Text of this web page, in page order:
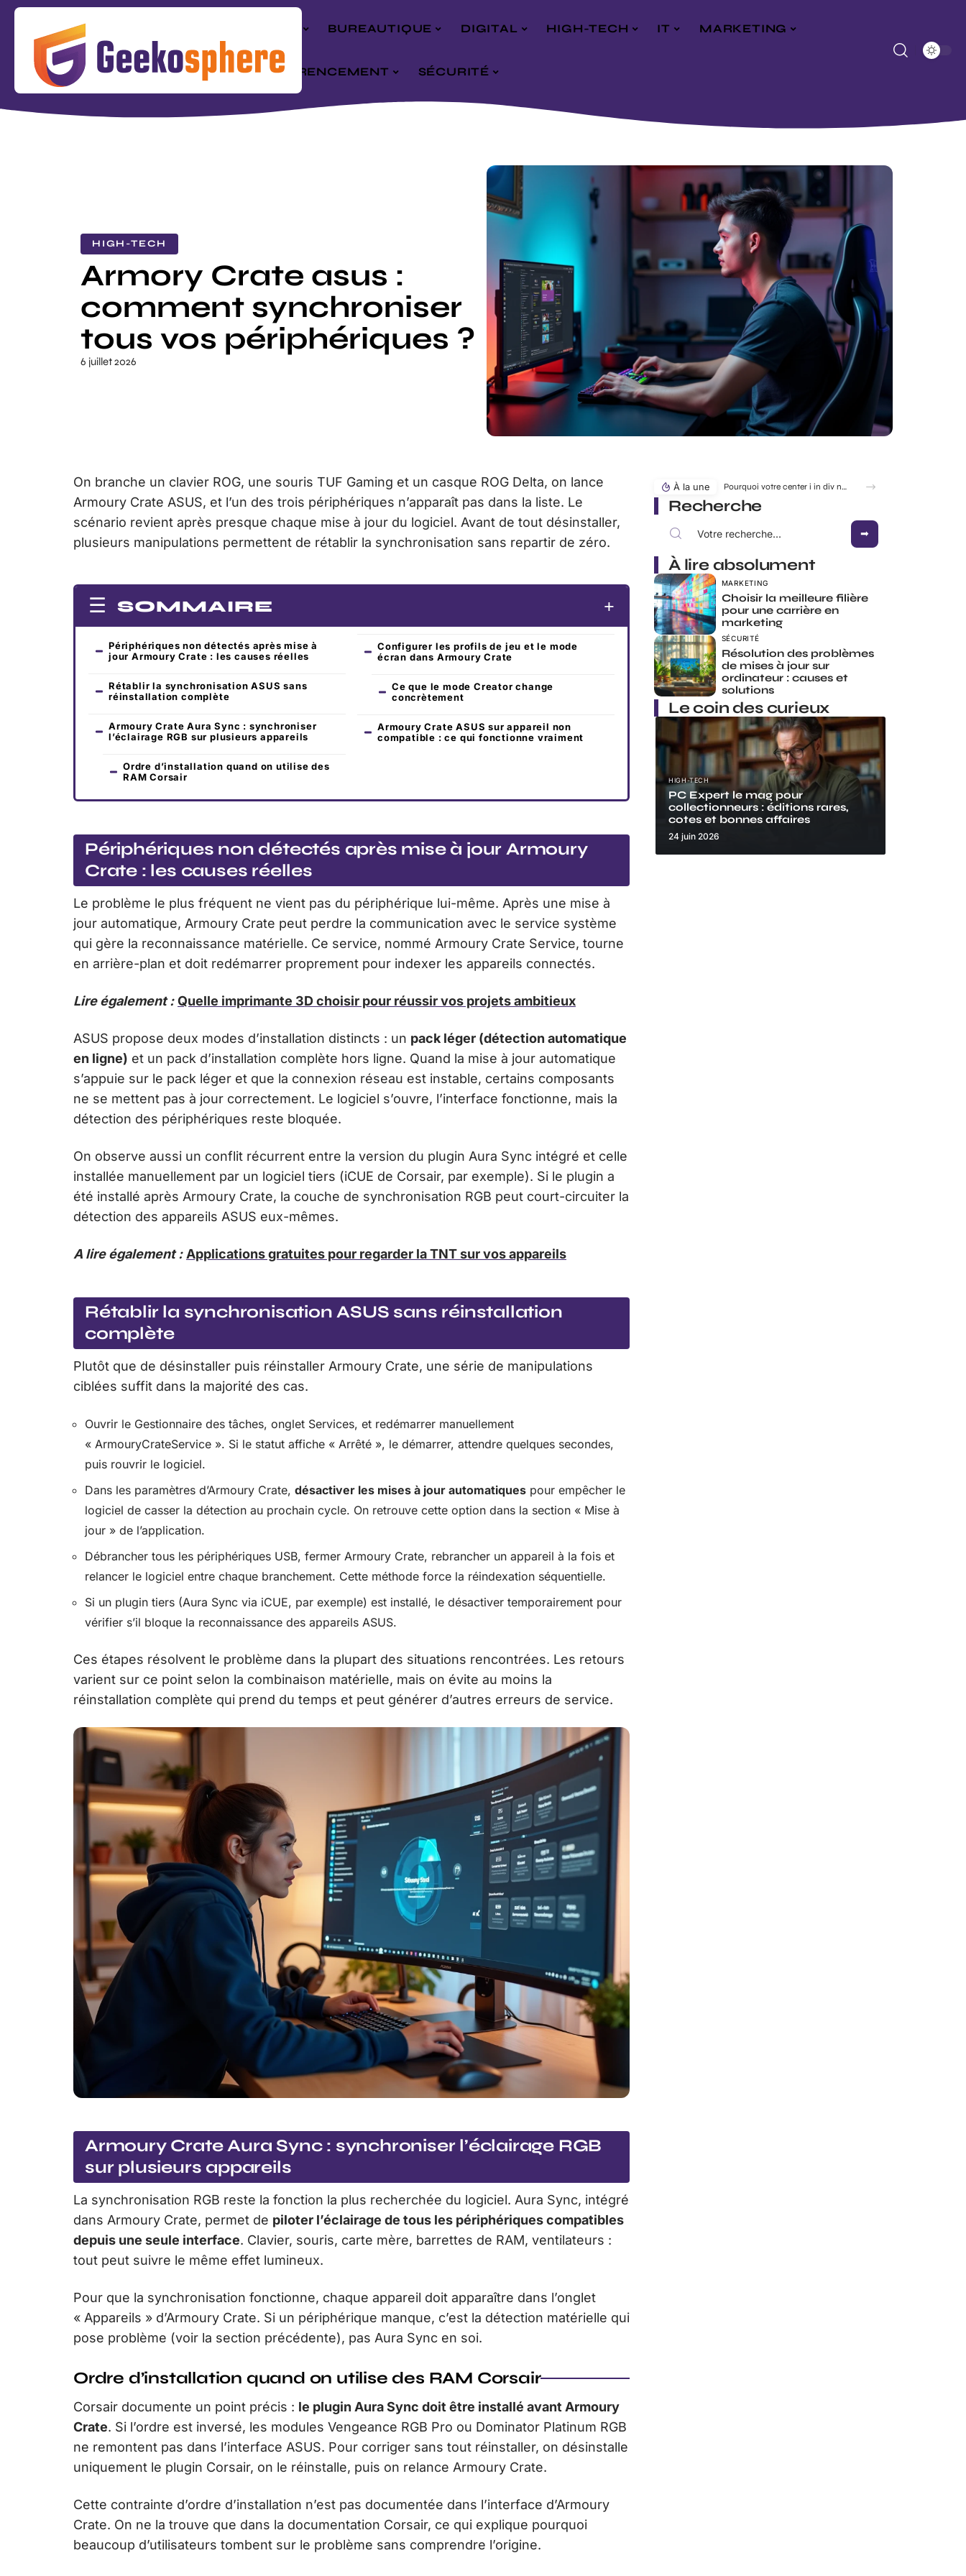
BUREAUTIQUE DIGITAL HIGH-TECH IT MARKETING
RÉFÉRENCEMENT SÉCURITÉ
HIGH-TECH
Armory Crate asus :
comment synchroniser
tous vos périphériques ?
6 juillet 2026
On branche un clavier ROG, une souris TUF Gaming et un casque ROG Delta, on lance
Armoury Crate ASUS, et l’un des trois périphériques n’apparaît pas dans la liste. Le
scénario revient après presque chaque mise à jour du logiciel. Avant de tout désinstaller,
plusieurs manipulations permettent de rétablir la synchronisation sans repartir de zéro.
SOMMAIRE
Périphériques non détectés après mise à
jour Armoury Crate : les causes réelles
Rétablir la synchronisation ASUS sans
réinstallation complète
Armoury Crate Aura Sync : synchroniser
l’éclairage RGB sur plusieurs appareils
Ordre d’installation quand on utilise des
RAM Corsair
Configurer les profils de jeu et le mode
écran dans Armoury Crate
Ce que le mode Creator change
concrètement
Armoury Crate ASUS sur appareil non
compatible : ce qui fonctionne vraiment
Périphériques non détectés après mise à jour Armoury
Crate : les causes réelles
Le problème le plus fréquent ne vient pas du périphérique lui-même. Après une mise à
jour automatique, Armoury Crate peut perdre la communication avec le service système
qui gère la reconnaissance matérielle. Ce service, nommé Armoury Crate Service, tourne
en arrière-plan et doit redémarrer proprement pour indexer les appareils connectés.
Lire également : Quelle imprimante 3D choisir pour réussir vos projets ambitieux
ASUS propose deux modes d’installation distincts : un pack léger (détection automatique
en ligne) et un pack d’installation complète hors ligne. Quand la mise à jour automatique
s’appuie sur le pack léger et que la connexion réseau est instable, certains composants
ne se mettent pas à jour correctement. Le logiciel s’ouvre, l’interface fonctionne, mais la
détection des périphériques reste bloquée.
On observe aussi un conflit récurrent entre la version du plugin Aura Sync intégré et celle
installée manuellement par un logiciel tiers (iCUE de Corsair, par exemple). Si le plugin a
été installé après Armoury Crate, la couche de synchronisation RGB peut court-circuiter la
détection des appareils ASUS eux-mêmes.
A lire également : Applications gratuites pour regarder la TNT sur vos appareils
Rétablir la synchronisation ASUS sans réinstallation
complète
Plutôt que de désinstaller puis réinstaller Armoury Crate, une série de manipulations
ciblées suffit dans la majorité des cas.
Ouvrir le Gestionnaire des tâches, onglet Services, et redémarrer manuellement
« ArmouryCrateService ». Si le statut affiche « Arrêté », le démarrer, attendre quelques secondes,
puis rouvrir le logiciel.
Dans les paramètres d’Armoury Crate, désactiver les mises à jour automatiques pour empêcher le
logiciel de casser la détection au prochain cycle. On retrouve cette option dans la section « Mise à
jour » de l’application.
Débrancher tous les périphériques USB, fermer Armoury Crate, rebrancher un appareil à la fois et
relancer le logiciel entre chaque branchement. Cette méthode force la réindexation séquentielle.
Si un plugin tiers (Aura Sync via iCUE, par exemple) est installé, le désactiver temporairement pour
vérifier s’il bloque la reconnaissance des appareils ASUS.
Ces étapes résolvent le problème dans la plupart des situations rencontrées. Les retours
varient sur ce point selon la combinaison matérielle, mais on évite au moins la
réinstallation complète qui prend du temps et peut générer d’autres erreurs de service.
Armoury Crate Aura Sync : synchroniser l’éclairage RGB
sur plusieurs appareils
La synchronisation RGB reste la fonction la plus recherchée du logiciel. Aura Sync, intégré
dans Armoury Crate, permet de piloter l’éclairage de tous les périphériques compatibles
depuis une seule interface. Clavier, souris, carte mère, barrettes de RAM, ventilateurs :
tout peut suivre le même effet lumineux.
Pour que la synchronisation fonctionne, chaque appareil doit apparaître dans l’onglet
« Appareils » d’Armoury Crate. Si un périphérique manque, c’est la détection matérielle qui
pose problème (voir la section précédente), pas Aura Sync en soi.
Ordre d’installation quand on utilise des RAM Corsair
Corsair documente un point précis : le plugin Aura Sync doit être installé avant Armoury
Crate. Si l’ordre est inversé, les modules Vengeance RGB Pro ou Dominator Platinum RGB
ne remontent pas dans l’interface ASUS. Pour corriger sans tout réinstaller, on désinstalle
uniquement le plugin Corsair, on le réinstalle, puis on relance Armoury Crate.
Cette contrainte d’ordre d’installation n’est pas documentée dans l’interface d’Armoury
Crate. On ne la trouve que dans la documentation Corsair, ce qui explique pourquoi
beaucoup d’utilisateurs tombent sur le problème sans comprendre l’origine.
À la une Pourquoi votre center i in div ne marche pas comme prévu ?
Recherche
À lire absolument
MARKETING
Choisir la meilleure filière
pour une carrière en
marketing
SÉCURITÉ
Résolution des problèmes
de mises à jour sur
ordinateur : causes et
solutions
Le coin des curieux
HIGH-TECH
PC Expert le mag pour
collectionneurs : éditions rares,
cotes et bonnes affaires
24 juin 2026